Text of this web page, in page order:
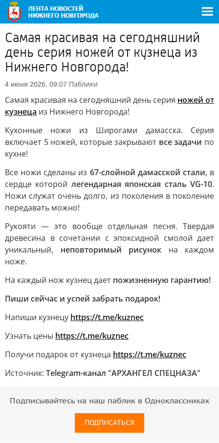
Самая красивая на сегодняшний
день серия ножей от кузнеца из
Нижнего Новгорода!
4 июня 2026, 09:07 Паблики
Самая красивая на сегодняшний день серия ножей от
кузнеца из Нижнего Новгорода!
Кухонные ножи из Широгами дамасска. Серия
включает 5 ножей, которые закрывают все задачи по
кухне!
Все ножи сделаны из 67-слойной дамасской стали, в
сердце которой легендарная японская сталь VG-10.
Ножи служат очень долго, из поколения в поколение
передавать можно!
Рукояти — это вообще отдельная песня. Твердая
древесина в сочетании с эпоксидной смолой дает
уникальный, неповторимый рисунок на каждом
ноже.
На каждый нож кузнец дает пожизненную гарантию!
Пиши сейчас и успей забрать подарок!
Напиши кузнецу https://t.me/kuznec
Узнать цены https://t.me/kuznec
Получи подарок от кузнеца https://t.me/kuznec
Источник: Telegram-канал "АРХАНГЕЛ СПЕЦНАЗА"
Подписывайтесь на наш паблик в Одноклассниках
ПОДПИСАТЬСЯ